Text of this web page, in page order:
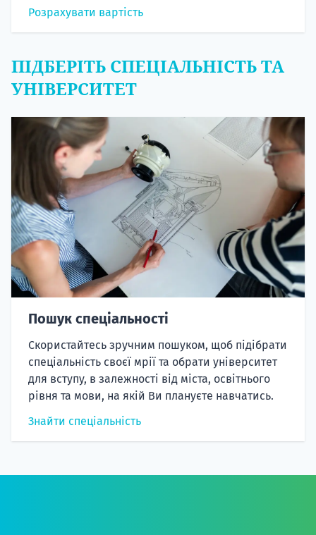
Розрахувати вартість
ПІДБЕРІТЬ СПЕЦІАЛЬНІСТЬ ТА
УНІВЕРСИТЕТ
Пошук спеціальності
Скористайтесь зручним пошуком, щоб підібрати
спеціальність своєї мрії та обрати університет
для вступу, в залежності від міста, освітнього
рівня та мови, на якій Ви плануєте навчатись.
Знайти спеціальність